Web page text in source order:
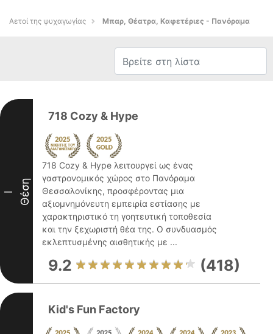
Αετοί της ψυχαγωγίας Μπαρ, Θέατρα, Καφετέριες - Πανόραμα
I Θέση
718 Cozy & Hype
718 Cozy & Hype λειτουργεί ως ένας
γαστρονομικός χώρος στο Πανόραμα
Θεσσαλονίκης, προσφέροντας μια
αξιομνημόνευτη εμπειρία εστίασης με
χαρακτηριστικό τη γοητευτική τοποθεσία
και την ξεχωριστή θέα της. Ο συνδυασμός
εκλεπτυσμένης αισθητικής με ...
9.2 (418)
Kid's Fun Factory